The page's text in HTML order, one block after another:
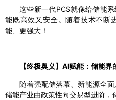
这些新一代PCS就像给储能
能既高效又安全。随着技术不断
能、更强大！
【终极奥义】AI赋能：储能
随着强配储落幕、新能源全
储能产业由政策性向交易型进阶，